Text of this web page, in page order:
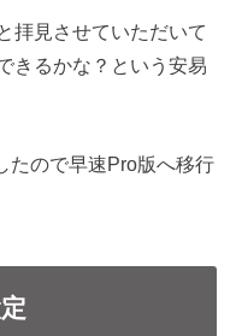
拝見させていただいて
きるかな？という安易
たので早速Pro版へ移行